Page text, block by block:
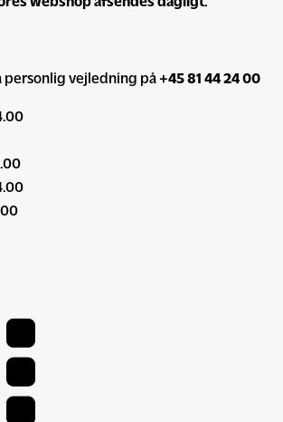
personlig vejledning på +45 81 44 24 00